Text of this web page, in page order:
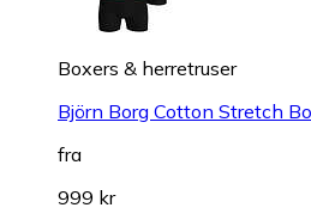
Boxers & herretruser
Björn Borg Cotton Stretch
fra
999 kr